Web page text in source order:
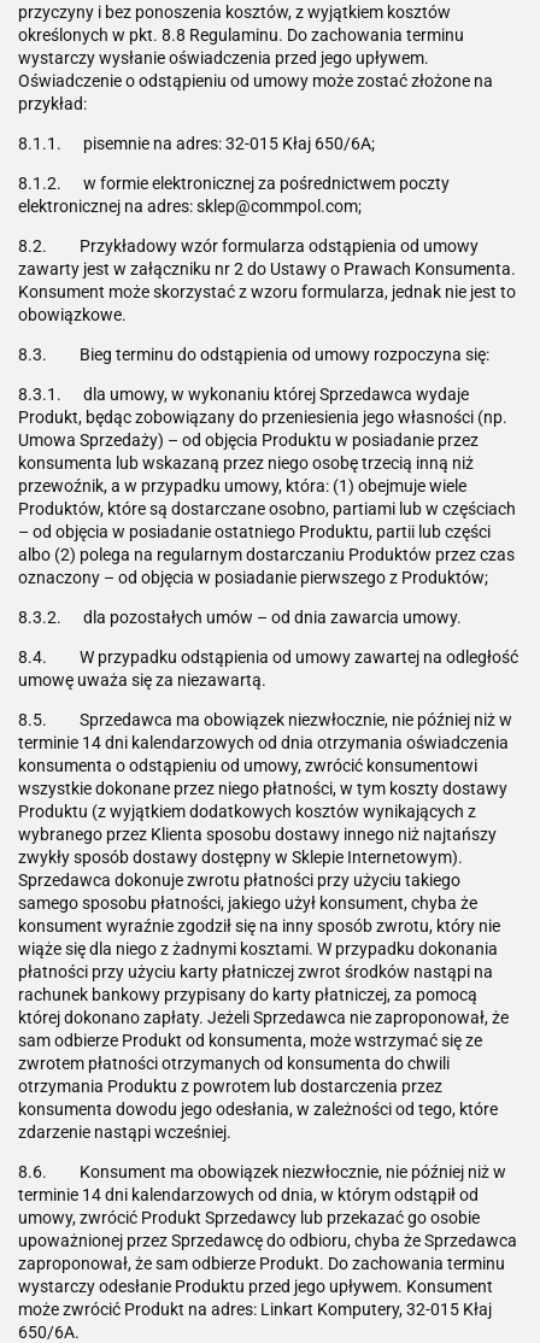
przyczyny i bez ponoszenia kosztów, z wyjątkiem kosztów
określonych w pkt. 8.8 Regulaminu. Do zachowania terminu
wystarczy wysłanie oświadczenia przed jego upływem.
Oświadczenie o odstąpieniu od umowy może zostać złożone na
przykład:
8.1.1. pisemnie na adres: 32-015 Kłaj 650/6A;
8.1.2. w formie elektronicznej za pośrednictwem poczty
elektronicznej na adres: sklep@commpol.com;
8.2. Przykładowy wzór formularza odstąpienia od umowy
zawarty jest w załączniku nr 2 do Ustawy o Prawach Konsumenta.
Konsument może skorzystać z wzoru formularza, jednak nie jest to
obowiązkowe.
8.3. Bieg terminu do odstąpienia od umowy rozpoczyna się:
8.3.1. dla umowy, w wykonaniu której Sprzedawca wydaje
Produkt, będąc zobowiązany do przeniesienia jego własności (np.
Umowa Sprzedaży) – od objęcia Produktu w posiadanie przez
konsumenta lub wskazaną przez niego osobę trzecią inną niż
przewoźnik, a w przypadku umowy, która: (1) obejmuje wiele
Produktów, które są dostarczane osobno, partiami lub w częściach
– od objęcia w posiadanie ostatniego Produktu, partii lub części
albo (2) polega na regularnym dostarczaniu Produktów przez czas
oznaczony – od objęcia w posiadanie pierwszego z Produktów;
8.3.2. dla pozostałych umów – od dnia zawarcia umowy.
8.4. W przypadku odstąpienia od umowy zawartej na odległość
umowę uważa się za niezawartą.
8.5. Sprzedawca ma obowiązek niezwłocznie, nie później niż w
terminie 14 dni kalendarzowych od dnia otrzymania oświadczenia
konsumenta o odstąpieniu od umowy, zwrócić konsumentowi
wszystkie dokonane przez niego płatności, w tym koszty dostawy
Produktu (z wyjątkiem dodatkowych kosztów wynikających z
wybranego przez Klienta sposobu dostawy innego niż najtańszy
zwykły sposób dostawy dostępny w Sklepie Internetowym).
Sprzedawca dokonuje zwrotu płatności przy użyciu takiego
samego sposobu płatności, jakiego użył konsument, chyba że
konsument wyraźnie zgodził się na inny sposób zwrotu, który nie
wiąże się dla niego z żadnymi kosztami. W przypadku dokonania
płatności przy użyciu karty płatniczej zwrot środków nastąpi na
rachunek bankowy przypisany do karty płatniczej, za pomocą
której dokonano zapłaty. Jeżeli Sprzedawca nie zaproponował, że
sam odbierze Produkt od konsumenta, może wstrzymać się ze
zwrotem płatności otrzymanych od konsumenta do chwili
otrzymania Produktu z powrotem lub dostarczenia przez
konsumenta dowodu jego odesłania, w zależności od tego, które
zdarzenie nastąpi wcześniej.
8.6. Konsument ma obowiązek niezwłocznie, nie później niż w
terminie 14 dni kalendarzowych od dnia, w którym odstąpił od
umowy, zwrócić Produkt Sprzedawcy lub przekazać go osobie
upoważnionej przez Sprzedawcę do odbioru, chyba że Sprzedawca
zaproponował, że sam odbierze Produkt. Do zachowania terminu
wystarczy odesłanie Produktu przed jego upływem. Konsument
może zwrócić Produkt na adres: Linkart Komputery, 32-015 Kłaj
650/6A.